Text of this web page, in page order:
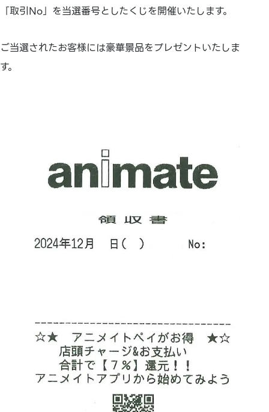
「取引No」を当選番号としたくじを開催いたします。
ご当選されたお客様には豪華景品をプレゼントいたしま
す。